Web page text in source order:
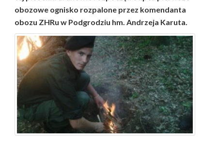
obozowe ognisko rozpalone przez komendanta
obozu ZHRu w Podgrodziu hm. Andrzeja Karuta.